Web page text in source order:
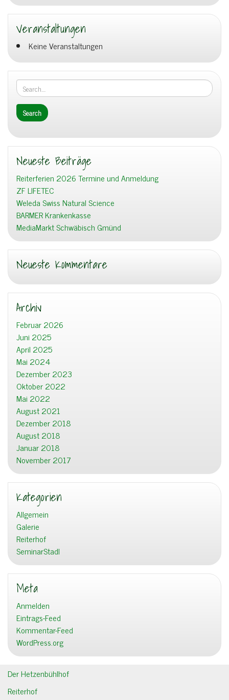
Veranstaltungen
Keine Veranstaltungen
Neueste Beiträge
Reiterferien 2026 Termine und Anmeldung
ZF LIFETEC
Weleda Swiss Natural Science
BARMER Krankenkasse
MediaMarkt Schwäbisch Gmünd
Neueste Kommentare
Archiv
Februar 2026
Juni 2025
April 2025
Mai 2024
Dezember 2023
Oktober 2022
Mai 2022
August 2021
Dezember 2018
August 2018
Januar 2018
November 2017
Kategorien
Allgemein
Galerie
Reiterhof
SeminarStadl
Meta
Anmelden
Eintrags-Feed
Kommentar-Feed
WordPress.org
Der Hetzenbühlhof
Reiterhof